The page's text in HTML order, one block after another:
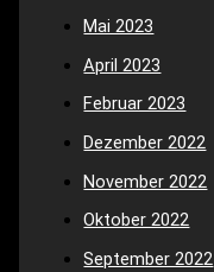
Mai 2023
April 2023
Februar 2023
Dezember 2022
November 2022
Oktober 2022
September 2022